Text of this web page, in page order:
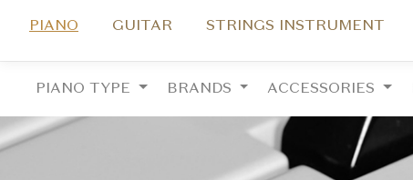
PIANO GUITAR STRINGS INSTRUMENT
PIANO TYPE BRANDS ACCESSORIES